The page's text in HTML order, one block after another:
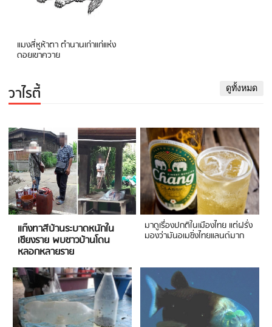
แมงสี่หูห้าตา ตำนานเก่าแก่แห่ง
ดอยเขาควาย
วาไรตี้ ดูทั้งหมด
แก๊งทาสีบ้านระบาดหนักใน
เชียงราย พบชาวบ้านโดน
หลอกหลายราย
มาดูเรื่องปกติในเมืองไทย แต่ฝรั่ง
มองว่ามันอเมซิ่งไทยแลนด์มาก